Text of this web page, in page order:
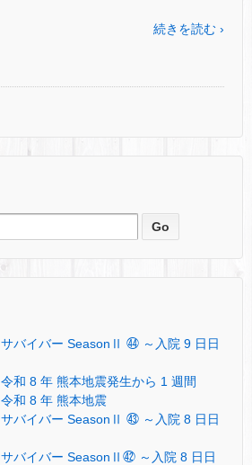
続きを読む ›
サバイバー SeasonⅡ ㊹ ～入院 9 日日
和 8 年 熊本地震発生から 1 週間
和 8 年 熊本地震
サバイバー SeasonⅡ ㊸ ～入院 8 日日
サバイバー SeasonⅡ㊷ ～入院 8 日日